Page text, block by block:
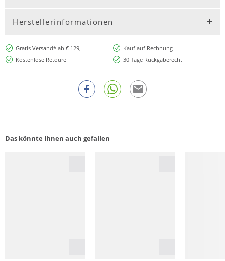
Herstellerinformationen
Gratis Versand* ab € 129,-
Kauf auf Rechnung
Kostenlose Retoure
30 Tage Rückgaberecht
Das könnte Ihnen auch gefallen